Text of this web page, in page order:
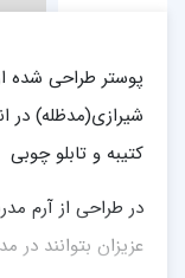
پوستر طراحی شده
کتیبه و تابلو چوبی
در طراحی از آرم
عزیزان بتوانند در